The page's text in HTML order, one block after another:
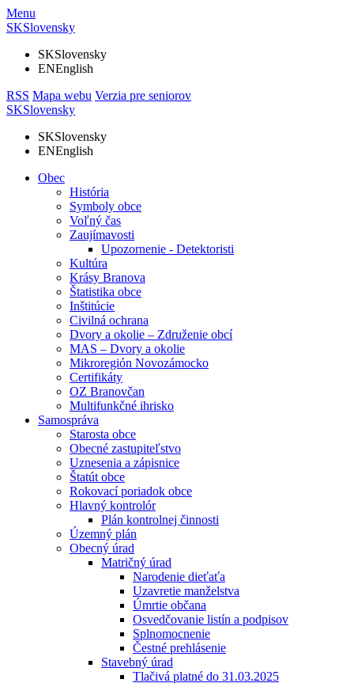
Menu
SKSlovensky
SKSlovensky
ENEnglish
RSS Mapa webu Verzia pre seniorov
SKSlovensky
SKSlovensky
ENEnglish
Obec
História
Symboly obce
Voľný čas
Zaujímavosti
Upozornenie - Detektoristi
Kultúra
Krásy Branova
Štatistika obce
Inštitúcie
Civilná ochrana
Dvory a okolie – Združenie obcí
MAS – Dvory a okolie
Mikroregión Novozámocko
Certifikáty
OZ Branovčan
Multifunkčné ihrisko
Samospráva
Starosta obce
Obecné zastupiteľstvo
Uznesenia a zápisnice
Štatút obce
Rokovací poriadok obce
Hlavný kontrolór
Plán kontrolnej činnosti
Územný plán
Obecný úrad
Matričný úrad
Narodenie dieťaťa
Uzavretie manželstva
Úmrtie občana
Osvedčovanie listín a podpisov
Splnomocnenie
Čestné prehlásenie
Stavebný úrad
Tlačivá platné do 31.03.2025